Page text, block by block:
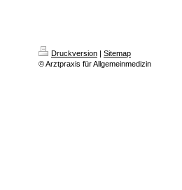
Druckversion | Sitemap
© Arztpraxis für Allgemeinmedizin